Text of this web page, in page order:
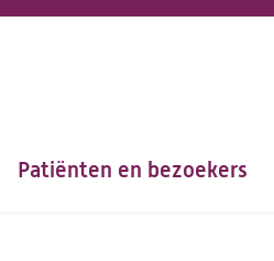
Patiënten en bezoekers